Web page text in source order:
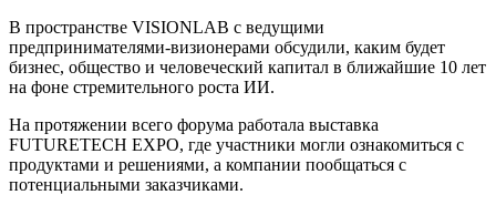
В пространстве VISIONLAB с ведущими
предпринимателями-визионерами обсудили, каким будет
бизнес, общество и человеческий капитал в ближайшие 10 лет
на фоне стремительного роста ИИ.
На протяжении всего форума работала выставка
FUTURETECH EXPO, где участники могли ознакомиться с
продуктами и решениями, а компании пообщаться с
потенциальными заказчиками.